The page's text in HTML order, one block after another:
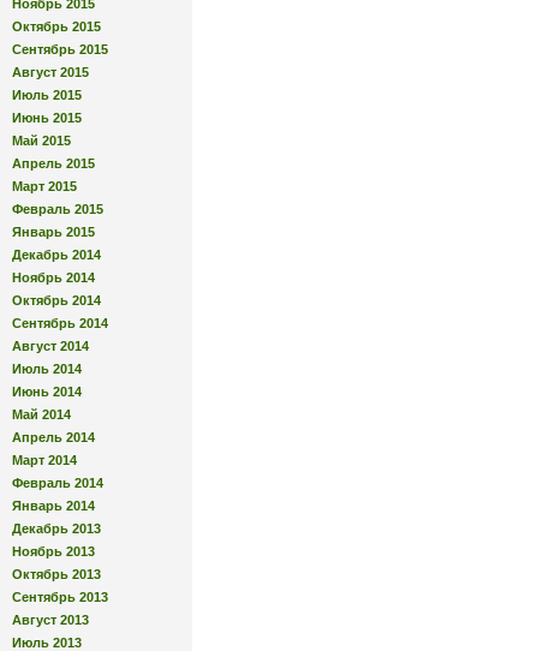
Ноябрь 2015
Октябрь 2015
Сентябрь 2015
Август 2015
Июль 2015
Июнь 2015
Май 2015
Апрель 2015
Март 2015
Февраль 2015
Январь 2015
Декабрь 2014
Ноябрь 2014
Октябрь 2014
Сентябрь 2014
Август 2014
Июль 2014
Июнь 2014
Май 2014
Апрель 2014
Март 2014
Февраль 2014
Январь 2014
Декабрь 2013
Ноябрь 2013
Октябрь 2013
Сентябрь 2013
Август 2013
Июль 2013